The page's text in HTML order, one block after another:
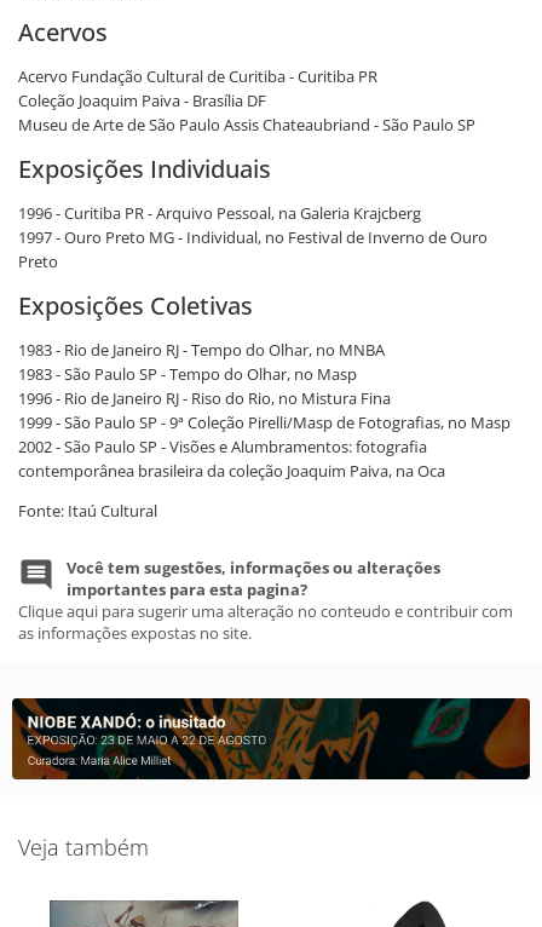
Acervos
Acervo Fundação Cultural de Curitiba - Curitiba PR
Coleção Joaquim Paiva - Brasília DF
Museu de Arte de São Paulo Assis Chateaubriand - São Paulo SP
Exposições Individuais
1996 - Curitiba PR - Arquivo Pessoal, na Galeria Krajcberg
1997 - Ouro Preto MG - Individual, no Festival de Inverno de Ouro
Preto
Exposições Coletivas
1983 - Rio de Janeiro RJ - Tempo do Olhar, no MNBA
1983 - São Paulo SP - Tempo do Olhar, no Masp
1996 - Rio de Janeiro RJ - Riso do Rio, no Mistura Fina
1999 - São Paulo SP - 9ª Coleção Pirelli/Masp de Fotografias, no Masp
2002 - São Paulo SP - Visões e Alumbramentos: fotografia
contemporânea brasileira da coleção Joaquim Paiva, na Oca
Fonte: Itaú Cultural
Você tem sugestões, informações ou alterações
importantes para esta pagina?
Clique aqui para sugerir uma alteração no conteudo e contribuir com
as informações expostas no site.
Veja também